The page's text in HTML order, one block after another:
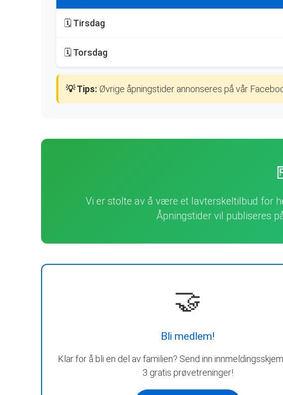
🗓️ Tirsdag
🗓️ Torsdag
💡 Tips: Øvrige åpningstider annonseres på vår
Vi er stolte av å være et lavterskeltilbud for
Åpningstider vil publiseres
🤝
Bli medlem!
Klar for å bli en del av familien? Send inn
3 gratis prøvetreninger!